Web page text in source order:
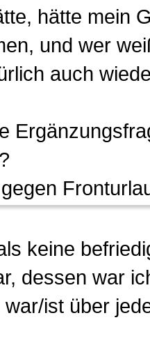
hätte mein
und wer
auch
keine
dessen war
war/ist über